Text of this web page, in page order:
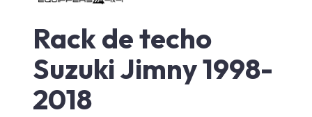
Rack de techo
Suzuki Jimny 1998-
2018